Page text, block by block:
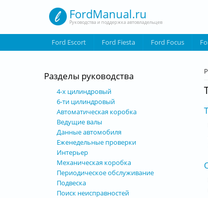
FordManual.ru
Руководства и поддержка автовладельцев
Ford Escort Ford Fiesta Ford Focus
Разделы руководства
4-х цилиндровый
6-ти цилиндровый
Автоматическая коробка
Ведущие валы
Данные автомобиля
Еженедельные проверки
Интерьер
Механическая коробка
Периодическое обслуживание
Подвеска
Поиск неисправностей